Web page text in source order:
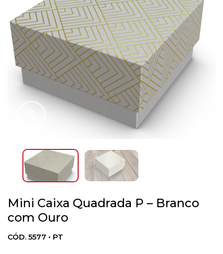
Mini Caixa Quadrada P – Branco
com Ouro
CÓD. 5577 • PT